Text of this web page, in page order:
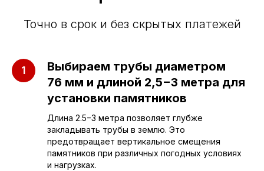
Точно в срок и без скрытых платежей
Выбираем трубы диаметром
76 мм и длиной 2,5−3 метра для
установки памятников
Длина 2.5−3 метра позволяет глубже
закладывать трубы в землю. Это
предотвращает вертикальное смещения
памятников при различных погодных условиях
и нагрузках.
Приезжайте к нам
в офис